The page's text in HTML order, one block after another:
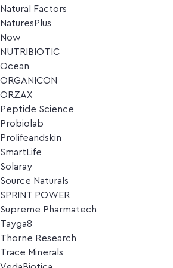
Natural Factors
NaturesPlus
Now
NUTRIBIOTIC
Ocean
ORGANICON
ORZAX
Peptide Science
Probiolab
Prolifeandskin
SmartLife
Solaray
Source Naturals
SPRINT POWER
Supreme Pharmatech
Tayga8
Thorne Research
Trace Minerals